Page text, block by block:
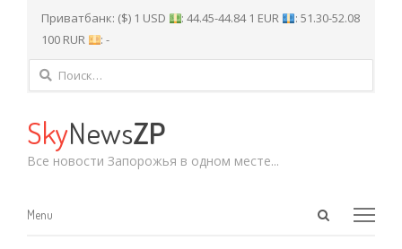
Приватбанк: ($) 1 USD : 44.45-44.84 1 EUR
: 51.30-52.08
100 RUR
: -
Найти:
SkyNewsZP
Все новости Запорожья в одном месте...
Open
Menu
Menu